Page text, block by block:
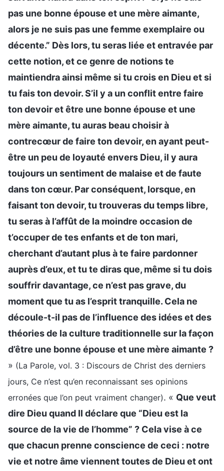
pas une bonne épouse et une mère aimante,
alors je ne suis pas une femme exemplaire ou
décente.” Dès lors, tu seras liée et entravée par
cette notion, et ce genre de notions te
maintiendra ainsi même si tu crois en Dieu et si
tu fais ton devoir. S’il y a un conflit entre faire
ton devoir et être une bonne épouse et une
mère aimante, tu auras beau choisir à
contrecœur de faire ton devoir, en ayant peut-
être un peu de loyauté envers Dieu, il y aura
toujours un sentiment de malaise et de faute
dans ton cœur. Par conséquent, lorsque, en
faisant ton devoir, tu trouveras du temps libre,
tu seras à l’affût de la moindre occasion de
t’occuper de tes enfants et de ton mari,
cherchant d’autant plus à te faire pardonner
auprès d’eux, et tu te diras que, même si tu dois
souffrir davantage, ce n’est pas grave, du
moment que tu as l’esprit tranquille. Cela ne
découle-t-il pas de l’influence des idées et des
théories de la culture traditionnelle sur la façon
d’être une bonne épouse et une mère aimante ?
» (La Parole, vol. 3 : Discours de Christ des derniers
jours, Ce n’est qu’en reconnaissant ses opinions
erronées que l’on peut vraiment changer). « Que veut
dire Dieu quand Il déclare que “Dieu est la
source de la vie de l’homme” ? Cela vise à ce
que chacun prenne conscience de ceci : notre
vie et notre âme viennent toutes de Dieu et ont